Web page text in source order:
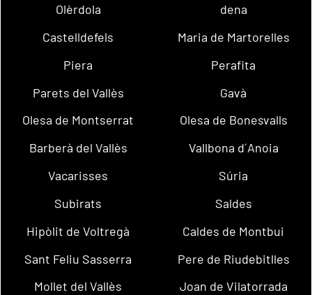
Olèrdola
dena
Castelldefels
Maria de Martorelles
Piera
Perafita
Parets del Vallès
Gavà
Olesa de Montserrat
Olesa de Bonesvalls
Barberà del Vallès
Vallbona d´Anoia
Vacarisses
Súria
Subirats
Saldes
Hipòlit de Voltregà
Caldes de Montbui
Sant Feliu Sasserra
Pere de Riudebitlles
Mollet del Vallès
Joan de Vilatorrada